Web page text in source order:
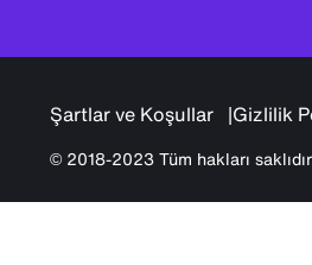
Şartlar ve Koşullar Gizlilik
© 2018-2023 Tüm hakları